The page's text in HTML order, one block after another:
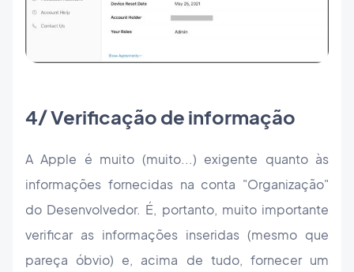
4/ Verificação de informação
A Apple é muito (muito...) exigente quanto às
informações fornecidas na conta "Organização"
do Desenvolvedor. É, portanto, muito importante
verificar as informações inseridas (mesmo que
pareça óbvio) e, acima de tudo, fornecer um